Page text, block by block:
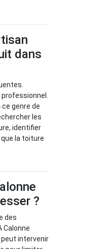
dans
genre de
les
identifier
la toiture
?
des
Calonne
peut intervenir